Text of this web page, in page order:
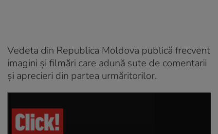
Vedeta din Republica Moldova publică frecvent
imagini și filmări care adună sute de comentarii
și aprecieri din partea urmăritorilor.